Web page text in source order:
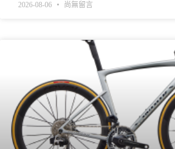
2026-08-06 尚無留言